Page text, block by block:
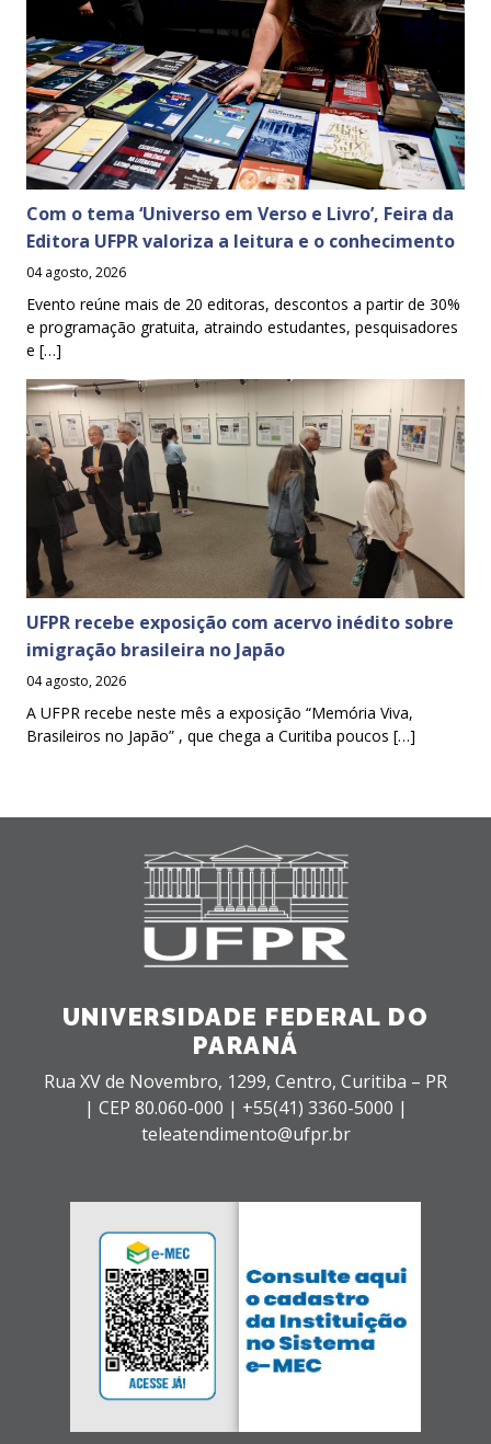
Com o tema ‘Universo em Verso e Livro’, Feira da
Editora UFPR valoriza a leitura e o conhecimento
04 agosto, 2026
Evento reúne mais de 20 editoras, descontos a partir de 30%
e programação gratuita, atraindo estudantes, pesquisadores
e […]
UFPR recebe exposição com acervo inédito sobre
imigração brasileira no Japão
04 agosto, 2026
A UFPR recebe neste mês a exposição “Memória Viva,
Brasileiros no Japão” , que chega a Curitiba poucos […]
UNIVERSIDADE FEDERAL DO
PARANÁ
Rua XV de Novembro, 1299, Centro, Curitiba – PR
| CEP 80.060-000 | +55(41) 3360-5000 |
teleatendimento@ufpr.br